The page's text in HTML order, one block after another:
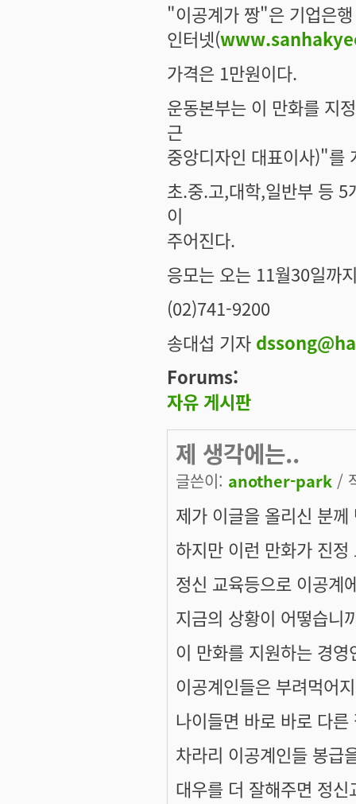
"이공계가 짱"은 기업은
인터넷(
가격은 1만원이다.
운동본부는 이 만화를 지
근
중앙디자인 대표이사)"를
초.중.고,대학,일반부 등
이
주어진다.
응모는 오는 11월30일까
(02)741-9200
송대섭 기자
Forums:
자유 게시판
제 생각에는..
글쓴이: another-park /
제가 이글을 올리신 분
하지만 이런 만화가 진정
정신 교육등으로 이공계
지금의 상황이 어떻습니
이 만화를 지원하는 경
이공계인들은 부려먹어
나이들면 바로 바로 다
차라리 이공계인들 봉급
대우를 더 잘해주면 정신